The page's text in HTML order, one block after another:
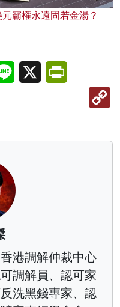
元霸權永遠固若金湯？
Line X
港調解仲裁中心
調解員、認可家
洗黑錢專家、認